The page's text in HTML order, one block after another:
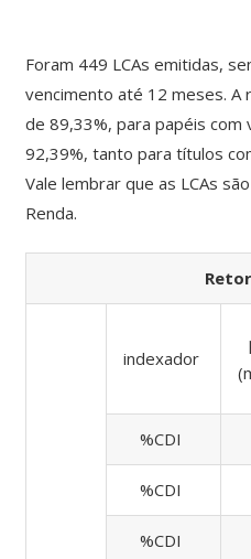
Foram 449 LCAs emitidas,
vencimento até 12 meses. A
de 89,33%, para papéis com
92,39%, tanto para títulos
Vale lembrar que as LCAs
Renda.
indexador
%CDI
%CDI
%CDI